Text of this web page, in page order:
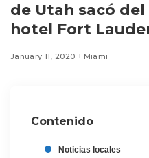
de Utah sacó
hotel Fort
January 11, 2020 Miami
Contenido
Noticias locales